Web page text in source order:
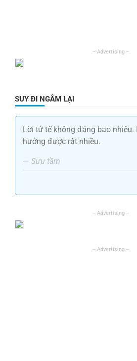
SUY ĐI NGẪM LẠI
Lời tử tế không đáng bao
hưởng được rất nhiều.
— Sưu tầm